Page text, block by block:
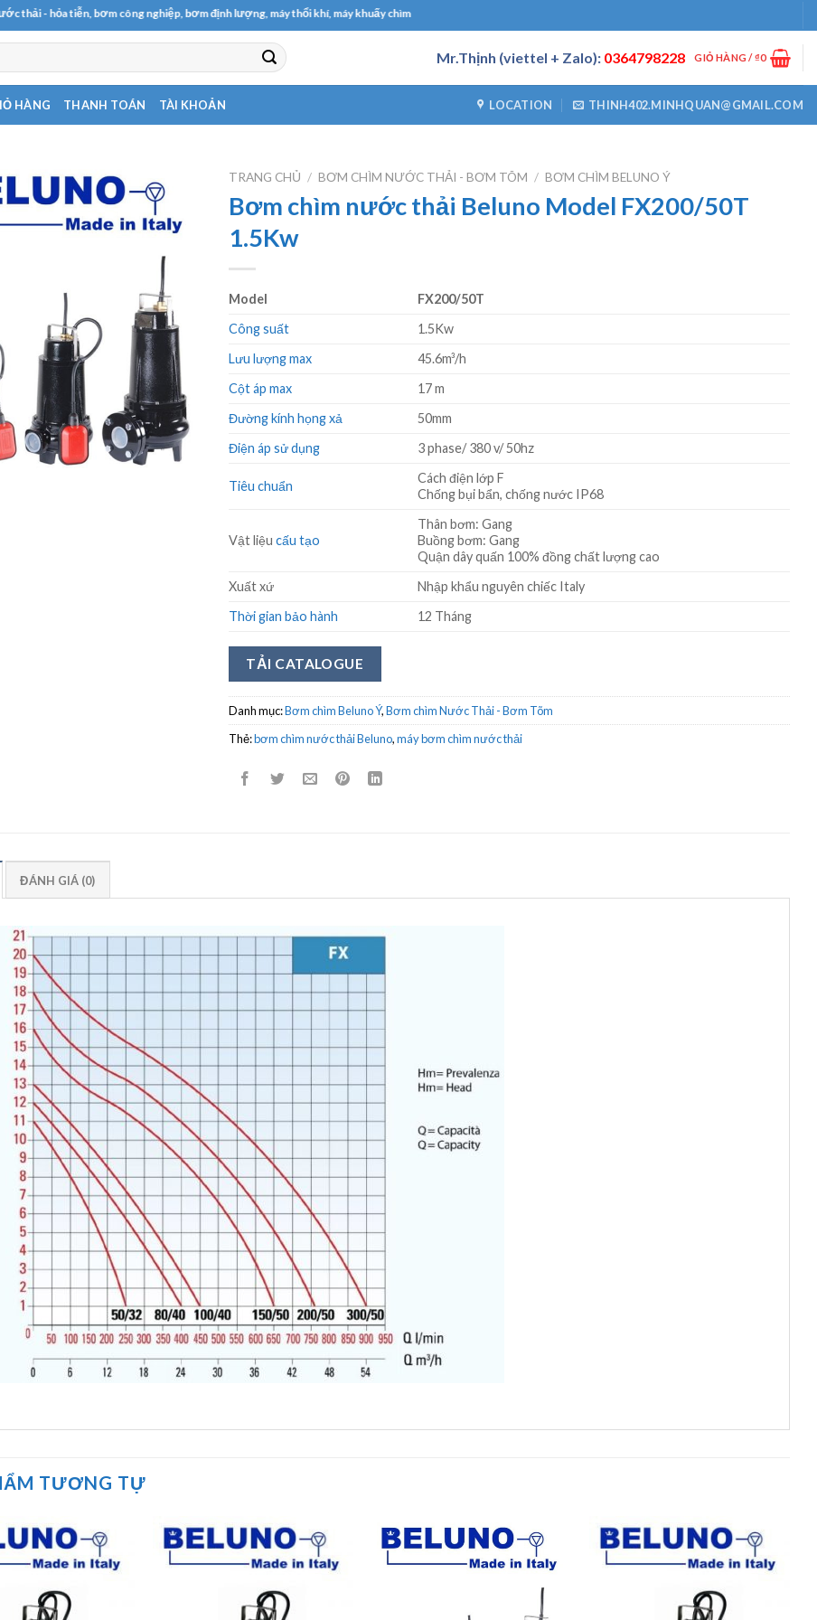
hỏa tiễn, bơm công nghiệp, bơm định lượng, máy thổi khí, máy khuấy chìm
Mr.Thịnh (viettel + Zalo): 0364798228 GIỎ HÀNG /₫0
HÀNG THANH TOÁN TÀI KHOẢN LOCATION THINH402.MINHQUAN@GMAIL.COM
TRANG CHỦ / BƠM CHÌM NƯỚC THẢI - BƠM TÕM / BƠM CHÌM BELUNO Ý
Bơm chìm nước thải Beluno Model FX200/50T
1.5Kw
Model
FX200/50T
Công suất
1.5Kw
Lưu lượng max
45.6m³/h
Cột áp max
17 m
Đường kính họng xả
50mm
Điện áp sử dụng
3 phase/ 380 v/ 50hz
Tiêu chuẩn
Cách điện lớp F
Chống bụi bẩn, chống nước IP68
Vật liệu cấu tạo
Thân bơm: Gang
Buồng bơm: Gang
Quận dây quấn 100% đồng chất lượng cao
Xuất xứ
Nhập khẩu nguyên chiếc Italy
Thời gian bảo hành
12 Tháng
TẢI CATALOGUE
Danh mục:Bơm chìm Beluno Ý,Bơm chìm Nước Thải - Bơm Tõm
Thẻ:bơm chìm nước thải Beluno,máy bơm chìm nước thải
ĐÁNH GIÁ (0)
TƯƠNG TỰ